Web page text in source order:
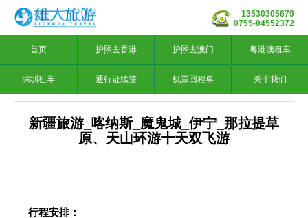
13530305679
0755-84552372
首页 护照去香港 护照去澳门 粤港澳租车
深圳租车 通行证续签 机票回程单 关于我们
新疆旅游_喀纳斯_魔鬼城_伊宁_那拉提草
原、天山环游十天双飞游
行程安排：